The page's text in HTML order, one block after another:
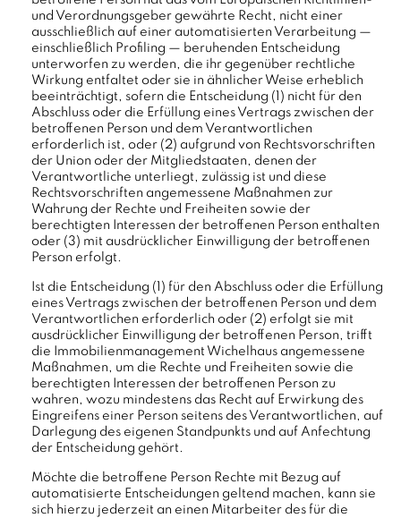
und Verordnungsgeber gewährte Recht, nicht einer
ausschließlich auf einer automatisierten Verarbeitung —
einschließlich Profiling — beruhenden Entscheidung
unterworfen zu werden, die ihr gegenüber rechtliche
Wirkung entfaltet oder sie in ähnlicher Weise erheblich
beeinträchtigt, sofern die Entscheidung (1) nicht für den
Abschluss oder die Erfüllung eines Vertrags zwischen der
betroffenen Person und dem Verantwortlichen
erforderlich ist, oder (2) aufgrund von Rechtsvorschriften
der Union oder der Mitgliedstaaten, denen der
Verantwortliche unterliegt, zulässig ist und diese
Rechtsvorschriften angemessene Maßnahmen zur
Wahrung der Rechte und Freiheiten sowie der
berechtigten Interessen der betroffenen Person enthalten
oder (3) mit ausdrücklicher Einwilligung der betroffenen
Person erfolgt.
Ist die Entscheidung (1) für den Abschluss oder die Erfüllung
eines Vertrags zwischen der betroffenen Person und dem
Verantwortlichen erforderlich oder (2) erfolgt sie mit
ausdrücklicher Einwilligung der betroffenen Person, trifft
die Immobilienmanagement Wichelhaus angemessene
Maßnahmen, um die Rechte und Freiheiten sowie die
berechtigten Interessen der betroffenen Person zu
wahren, wozu mindestens das Recht auf Erwirkung des
Eingreifens einer Person seitens des Verantwortlichen, auf
Darlegung des eigenen Standpunkts und auf Anfechtung
der Entscheidung gehört.
Möchte die betroffene Person Rechte mit Bezug auf
automatisierte Entscheidungen geltend machen, kann sie
sich hierzu jederzeit an einen Mitarbeiter des für die